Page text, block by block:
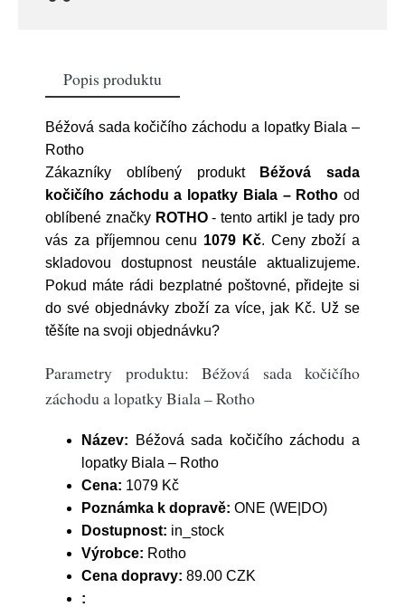
Popis produktu
Béžová sada kočičího záchodu a lopatky Biala –
Rotho
Zákazníky oblíbený produkt
Béžová sada
kočičího záchodu a lopatky Biala – Rotho od
oblíbené značky ROTHO- tento artikl je tady pro
vás za příjemnou cenu 1079 Kč. Ceny zboží a
skladovou dostupnost neustále aktualizujeme.
Pokud máte rádi bezplatné poštovné, přidejte si
do své objednávky zboží za více, jak Kč. Už se
těšíte na svoji objednávku?
Parametry produktu: Béžová sada kočičího
záchodu a lopatky Biala – Rotho
Název: Béžová sada kočičího záchodu a
lopatky Biala – Rotho
Cena: 1079 Kč
Poznámka k dopravě: ONE (WE|DO)
Dostupnost: in_stock
Výrobce: Rotho
Cena dopravy: 89.00 CZK
: